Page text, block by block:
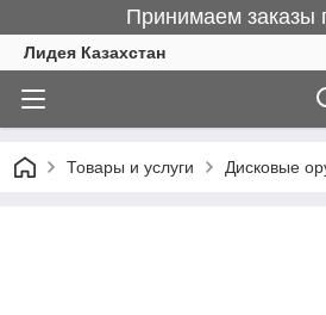
Принимаем заказы
Лидея Казахстан
Товары и услуги Дисковые